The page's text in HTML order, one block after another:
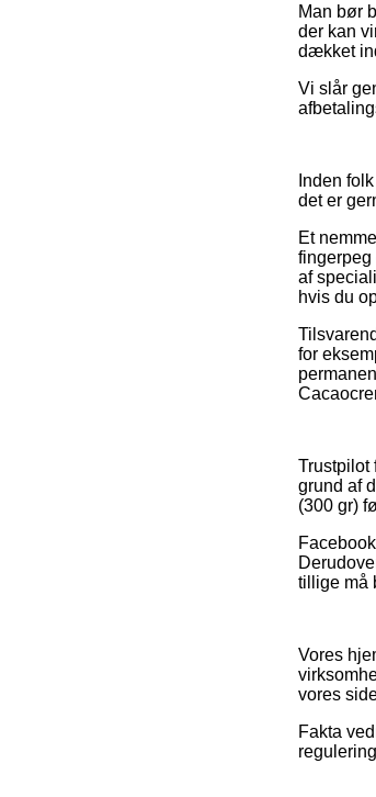
Man bør
der kan
dækket
Vi slår
Inden
det er
Et
fingerpeg
af
hvis du
for
Trustpilot
grund af
(300 gr)
tillige må
Vores
vores
Fakta